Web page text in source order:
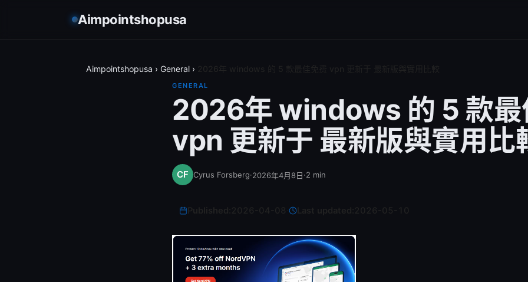
Aimpointshopusa
Aimpointshopusa › General ›
GENERAL
2026年 windows 的 5 款最
vpn 更新于 最新版與實用比
Cyrus Forsberg·2026年4月8日·2 min
Last updated: